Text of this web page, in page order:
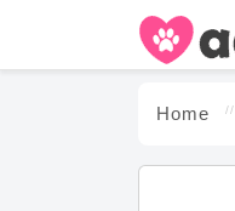
Home